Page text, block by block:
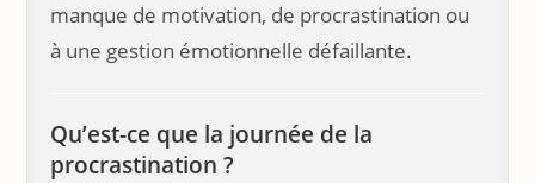
manque de motivation, de procrastination ou
à une gestion émotionnelle défaillante.
Qu’est-ce que la journée de la
procrastination ?